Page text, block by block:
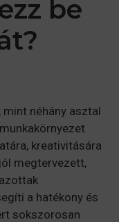
be
néhány asztal
kreativitására
megtervezett,
a hatékony és
sokszorosan